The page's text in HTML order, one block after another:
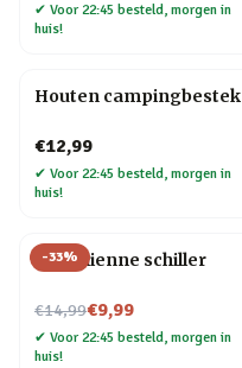
✔ Voor 22:45 besteld, morgen in
huis!
Houten campingbestek
€12,99
✔ Voor 22:45 besteld, morgen in
huis!
-33%
Kat Julienne schiller
€14,99
Nu voor€9,99
✔ Voor 22:45 besteld, morgen in
huis!